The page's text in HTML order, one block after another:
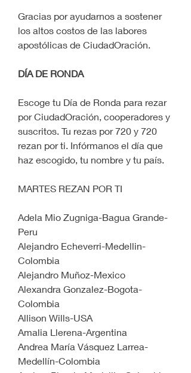
Gracias por ayudarnos a sostener
los altos costos de las labores
apostólicas de CiudadOración.
DÍA DE RONDA
Escoge tu Día de Ronda para rezar
por CiudadOración, cooperadores y
suscritos. Tu rezas por 720 y 720
rezan por ti. Infórmanos el día que
haz escogido, tu nombre y tu país.
MARTES REZAN POR TI
Adela Mio Zugniga-Bagua Grande-
Peru
Alejandro Echeverri-Medellin-
Colombia
Alejandro Muñoz-Mexico
Alexandra Gonzalez-Bogota-
Colombia
Allison Wills-USA
Amalia Llerena-Argentina
Andrea María Vásquez Larrea-
Medellín-Colombia